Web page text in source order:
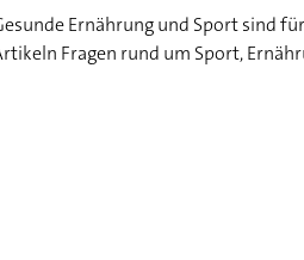
Ernährung und Sport sind
Fragen rund um Sport,